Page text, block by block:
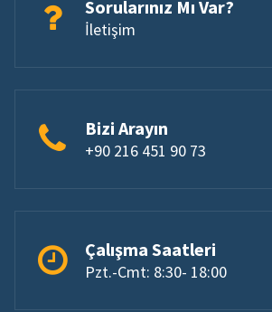
Sorularınız Mı Var?
İletişim
Bizi Arayın
+90 216 451 90 73
Çalışma Saatleri
Pzt.-Cmt: 8:30- 18:00